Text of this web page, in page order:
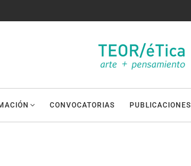
CONVOCATORIAS PUBLICACIONES